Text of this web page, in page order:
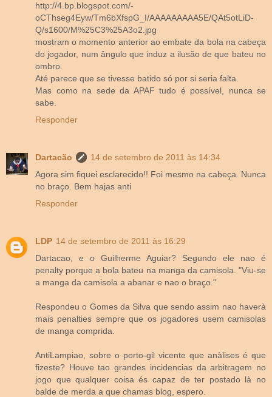
http://4.bp.blogspot.com/-
oCThseg4Eyw/Tm6bXfspG_I/AAAAAAAAA5E/QAt5otLiD-
Q/s1600/M%25C3%25A3o2.jpg
mostram o momento anterior ao embate da bola na cabeça
do jogador, num ângulo que induz a ilusão de que bateu no
ombro.
Até parece que se tivesse batido só por si seria falta.
Mas como na sede da APAF tudo é possível, nunca se
sabe.
Responder
Dartacão
14 de setembro de 2011 às 14:34
Agora sim fiquei esclarecido!! Foi mesmo na cabeça. Nunca
no braço. Bem hajas anti
Responder
LDP 14 de setembro de 2011 às 16:29
Dartacao, e o Guilherme Aguiar? Segundo ele nao é
penalty porque a bola bateu na manga da camisola. "Viu-se
a manga da camisola a abanar e nao o braço."
Respondeu o Gomes da Silva que sendo assim nao haverà
mais penalties sempre que os jogadores usem camisolas
de manga comprida.
AntiLampiao, sobre o porto-gil vicente que anàlises é que
fizeste? Houve tao grandes incidencias da arbitragem no
jogo que qualquer coisa és capaz de ter postado là no
balde de merda a que chamas blog, espero.